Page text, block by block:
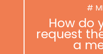
#
How do
request
a